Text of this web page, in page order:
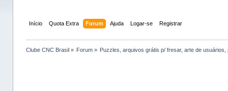
Início Quota Extra Forum Ajuda Logar-se Registrar
Clube CNC Brasil» Forum » Puzzles, arquivos grátis p/ fresar, arte de usuários,